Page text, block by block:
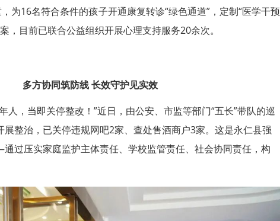
为16名符合条件的孩子开通康复转诊“绿色通道”，定制“医学干预
，目前已联合公益组织开展心理支持服务20余次。
多方协同筑防线长效守护见实效‍
人，当即关停整改！”近日，由公安、市监等部门“五长”带队的巡
整治，已关停违规网吧2家、查处售酒商户3家。这是永仁县强
过压实家庭监护主体责任、学校监管责任、社会协同责任，构